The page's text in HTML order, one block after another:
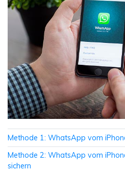
Methode 1: WhatsApp vom
Methode 2: WhatsApp vom
sichern